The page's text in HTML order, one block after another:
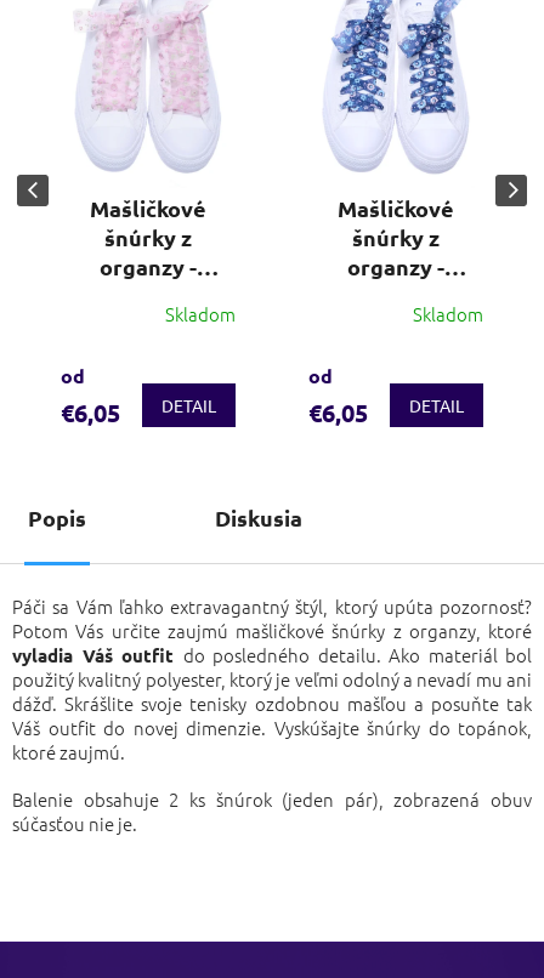
Mašličkové
šnúrky z
organzy -
ružováSkladom
od
€6,05 DETAIL
Mašličkové
šnúrky z
organzy -
modráSkladom
od
€6,05 DETAIL
Popis Diskusia
Páči sa Vám ľahko extravagantný štýl, ktorý upúta pozornosť?
Potom Vás určite zaujmú mašličkové šnúrky z organzy, ktoré
vyladia Váš outfit do posledného detailu. Ako materiál bol
použitý kvalitný polyester, ktorý je veľmi odolný a nevadí mu ani
dážď. Skrášlite svoje tenisky ozdobnou mašľou a posuňte tak
Váš outfit do novej dimenzie. Vyskúšajte šnúrky do topánok,
ktoré zaujmú.
Balenie obsahuje 2 ks šnúrok (jeden pár), zobrazená obuv
súčasťou nie je.